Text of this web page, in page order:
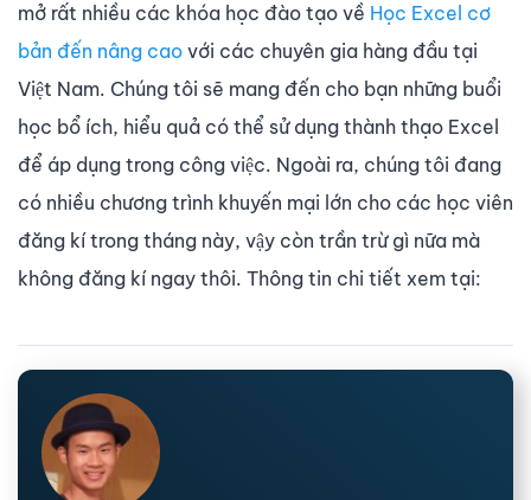
mở rất nhiều các khóa học đào tạo về Học Excel cơ
bản đến nâng cao với các chuyên gia hàng đầu tại
Việt Nam. Chúng tôi sẽ mang đến cho bạn những buổi
học bổ ích, hiểu quả có thể sử dụng thành thạo Excel
để áp dụng trong công việc. Ngoài ra, chúng tôi đang
có nhiều chương trình khuyến mại lớn cho các học viên
đăng kí trong tháng này, vậy còn trần trừ gì nữa mà
không đăng kí ngay thôi. Thông tin chi tiết xem tại: